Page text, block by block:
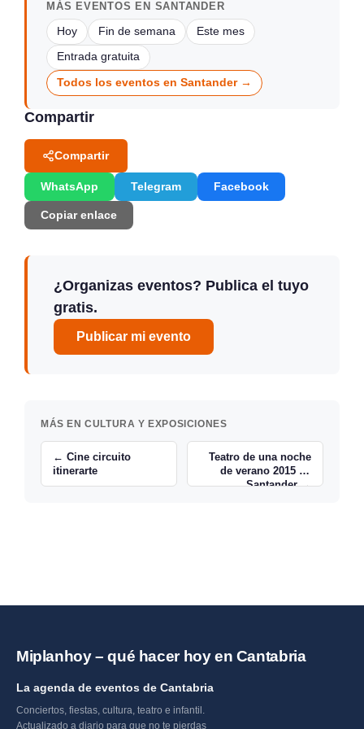
MÁS EVENTOS EN SANTANDER
Hoy Fin de semana Este mes
Entrada gratuita
Todos los eventos en Santander →
Compartir
Compartir
WhatsApp Telegram Facebook
Copiar enlace
¿Organizas eventos? Publica el tuyo
gratis.
Publicar mi evento
MÁS EN CULTURA Y EXPOSICIONES
← Cine circuito
itinerarte
Teatro de una noche
de verano 2015 en
Santander →
Miplanhoy – qué hacer hoy en Cantabria
La agenda de eventos de Cantabria
Conciertos, fiestas, cultura, teatro e infantil.
Actualizado a diario para que no te pierdas